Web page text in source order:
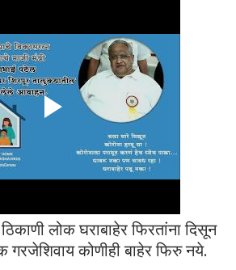
लोक घराबाहेर फिरतांना दिसून
कोणीही बाहेर फिरु नये.